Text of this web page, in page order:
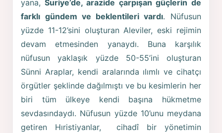
yana, Suriye’de, arazide çarpışan güçlerin de
farklı gündem ve beklentileri vardı. Nüfusun
yüzde 11-12’sini oluşturan Aleviler, eski rejimin
devam etmesinden yanaydı. Buna karşılık
nüfusun yaklaşık yüzde 50-55’ini oluşturan
Sünni Araplar, kendi aralarında ılımlı ve cihatçı
örgütler şeklinde dağılmıştı ve bu kesimlerin her
biri tüm ülkeye kendi başına hükmetme
sevdasındaydı. Nüfusun yüzde 10’unu meydana
getiren Hıristiyanlar, cihadî bir yönetimin